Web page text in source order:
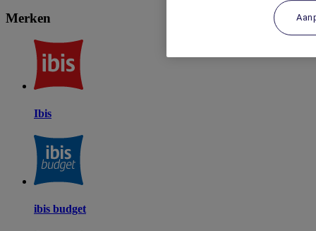
Merken
Ibis
ibis budget